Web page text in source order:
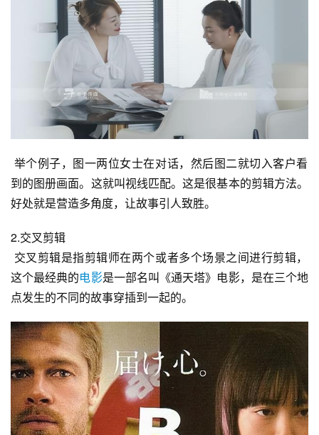
到的图册画面。这就叫视线匹配。这是很基本的剪辑方法。
好处就是营造多角度，让故事引人致胜。
2.交叉剪辑
这个最经典的电影是一部名叫《通天塔》电影，是在三个地
点发生的不同的故事穿插到一起的。